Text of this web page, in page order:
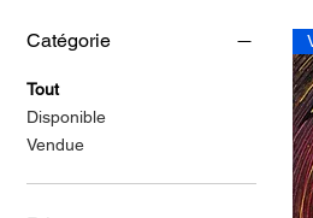
Catégorie
Tout
Disponible
Vendue